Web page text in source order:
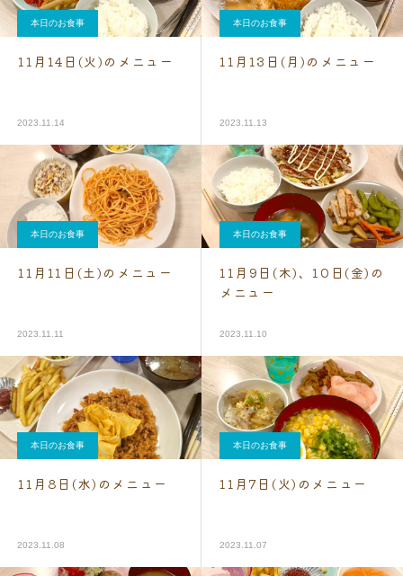
本日のお食事
11月14日(火)のメニュー
2023.11.14
本日のお食事
11月13日(月)のメニュー
2023.11.13
本日のお食事
11月11日(土)のメニュー
2023.11.11
本日のお食事
11月9日(木)、10日(金)の
メニュー
2023.11.10
本日のお食事
11月8日(水)のメニュー
2023.11.08
本日のお食事
11月7日(火)のメニュー
2023.11.07